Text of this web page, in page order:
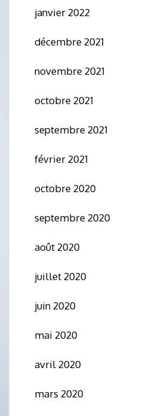
janvier 2022
décembre 2021
novembre 2021
octobre 2021
septembre 2021
février 2021
octobre 2020
septembre 2020
août 2020
juillet 2020
juin 2020
mai 2020
avril 2020
mars 2020